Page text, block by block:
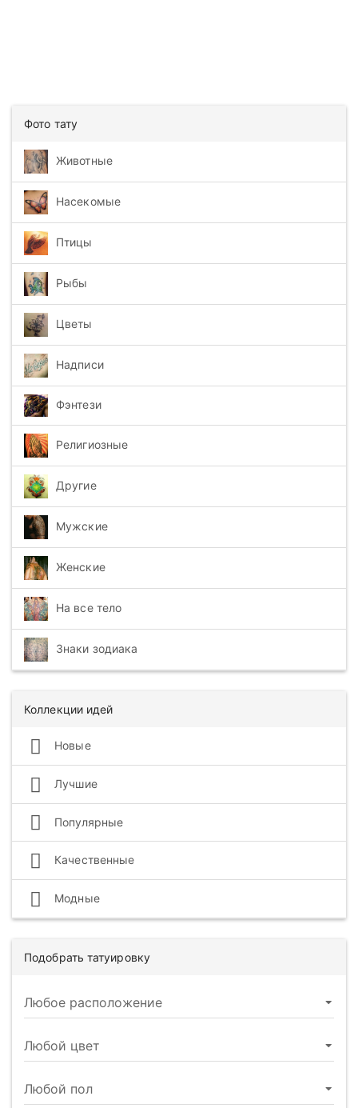
Фото тату
Животные
Насекомые
Птицы
Рыбы
Цветы
Надписи
Фэнтези
Религиозные
Другие
Мужские
Женские
На все тело
Знаки зодиака
Коллекции идей
Новые
Лучшие
Популярные
Качественные
Модные
Подобрать татуировку